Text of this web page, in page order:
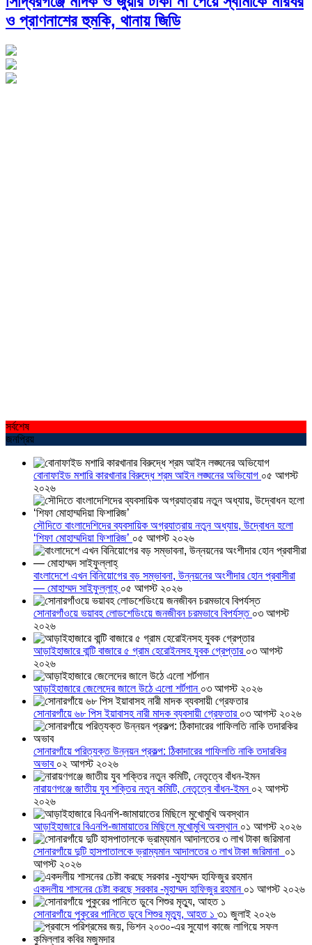
ও প্রাণনাশের হুমকি, থানায় জিডি
সর্বশেষ
জনপ্রিয়
বোনাফাইড মশারি কারখানার বিরুদ্ধে শ্রম আইন লঙ্ঘনের অভিযোগ ০৫ আগস্ট
২০২৬
সৌদিতে বাংলাদেশিদের ব্যবসায়িক অগ্রযাত্রায় নতুন অধ্যায়, উদ্বোধন হলো
‘শিফা মোহাম্মদিয়া ফিশারিজ’ ০৫ আগস্ট ২০২৬
বাংলাদেশে এখন বিনিয়োগের বড় সম্ভাবনা, উন্নয়নের অংশীদার হোন প্রবাসীরা
— মোহাম্মদ সাইফুল্লাহ্ ০৫ আগস্ট ২০২৬
সোনারগাঁওয়ে ভয়াবহ লোডশেডিংয়ে জনজীবন চরমভাবে বিপর্যস্ত ০৩ আগস্ট
২০২৬
আড়াইহাজারে বান্টি বাজারে ৫ গ্রাম হেরোইনসহ যুবক গ্রেপ্তার ০৩ আগস্ট
২০২৬
আড়াইহাজারে জেলেদের জালে উঠে এলো শর্টগান ০৩ আগস্ট ২০২৬
সোনারগাঁয়ে ৬৮ পিস ইয়াবাসহ নারী মাদক ব্যবসায়ী গ্রেফতার ০৩ আগস্ট ২০২৬
সোনারগাঁয়ে পরিত্যক্ত উন্নয়ন প্রকল্প: ঠিকাদারের গাফিলতি নাকি তদারকির
অভাব ০২ আগস্ট ২০২৬
নারায়ণগঞ্জে জাতীয় যুব শক্তির নতুন কমিটি, নেতৃত্বে বাঁধন-ইমন ০২ আগস্ট
২০২৬
আড়াইহাজারে বিএনপি-জামায়াতের মিছিলে মুখোমুখি অবস্থান ০১ আগস্ট ২০২৬
সোনারগাঁয়ে দুটি হাসপাতালকে ভ্রাম্যমান আদালতের ৩ লাখ টাকা জরিমানা ০১
আগস্ট ২০২৬
একদলীয় শাসনের চেষ্টা করছে সরকার -মুহাম্মদ হাফিজুর রহমান ০১ আগস্ট ২০২৬
সোনারগাঁয়ে পুকুরের পানিতে ডুবে শিশুর মৃত্যু, আহত ১ ৩১ জুলাই ২০২৬